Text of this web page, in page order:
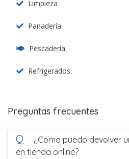
Limpieza
Panadería
Pescadería
Refrigerados
Preguntas frecuentes
Q
¿Cómo puedo devolver
en tienda online?